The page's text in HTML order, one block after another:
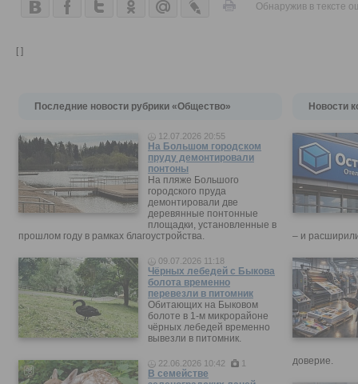
Обнаружив в тексте
[ ]
Последние новости рубрики «Общество»
12.07.2026 20:55
На Большом городском
пруду демонтировали
понтоны
На пляже Большого
городского пруда
демонтировали две
деревянные понтонные
площадки, установленные в
прошлом году в рамках благоустройства.
09.07.2026 11:18
Чёрных лебедей с Быкова
болота временно
перевезли в питомник
Обитающих на Быковом
болоте в 1-м микрорайоне
чёрных лебедей временно
вывезли в питомник.
22.06.2026 10:42 1
В семействе
Новости
– и
доверие.